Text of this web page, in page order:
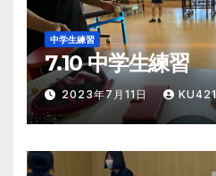
中学生練習
7.10 中学生練習
2023年7月11日